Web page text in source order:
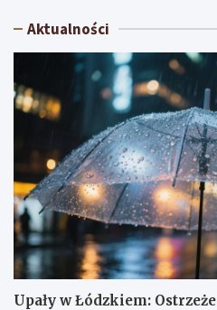
Aktualności
Upały w Łódzkiem: